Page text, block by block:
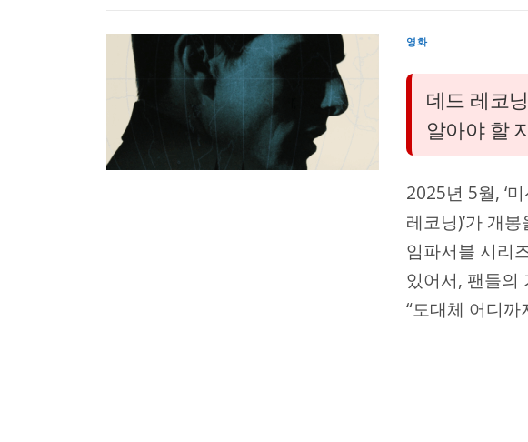
영화
데드 레코
알아야 할
2025년 5월, ‘
레코닝)’가 개
임파서블 시리
있어서, 팬들의
“도대체 어디까